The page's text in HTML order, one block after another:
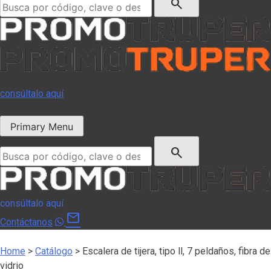
consúltalo aquí
Primary Menu
search
consúltalo aquí
Contáctanos
mail
Home > Catálogo > Escalera de tijera, tipo ll, 7 peldaños, fibra de
vidrio